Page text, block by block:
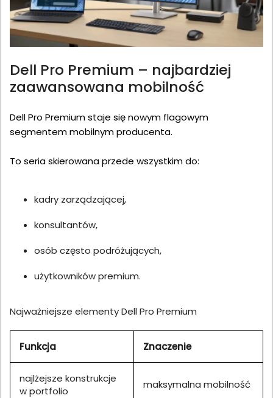
Dell Pro Premium – najbardziej
zaawansowana mobilność
Dell Pro Premium staje się nowym flagowym
segmentem mobilnym producenta.
To seria skierowana przede wszystkim do:
kadry zarządzającej,
konsultantów,
osób często podróżujących,
użytkowników premium.
Najważniejsze elementy Dell Pro Premium
Funkcja Znaczenie
najlżejsze konstrukcje
w portfolio
maksymalna mobilność